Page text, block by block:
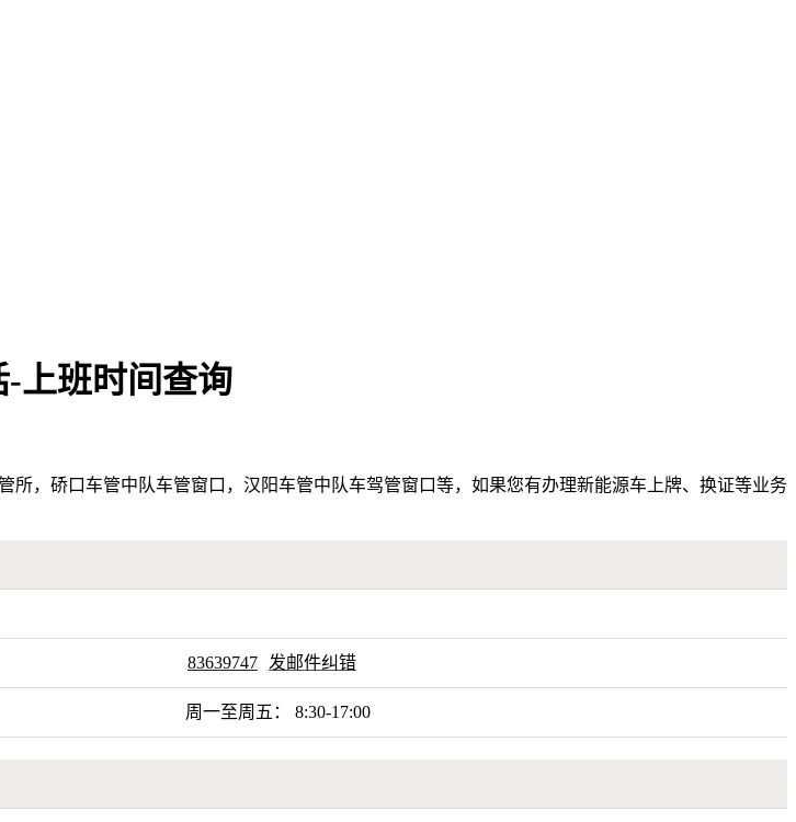
上班时间查询
所，硚口车管中队车管窗口，汉阳车管中队车驾管窗口等，如果您有办理新能源车上牌、换证等业务
83639747 发邮件纠错
周一至周五： 8:30-17:00